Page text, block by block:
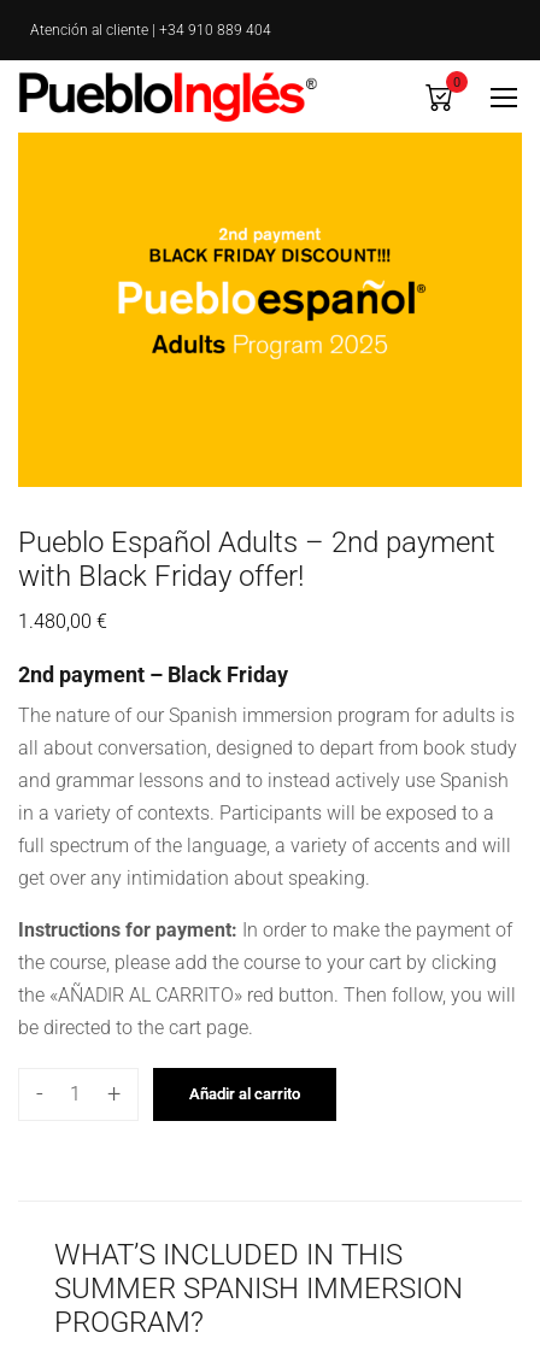
Atención al cliente | +34 910 889 404
0
Pueblo Español Adults – 2nd payment
with Black Friday offer!
1.480,00 €
2nd payment – Black Friday
The nature of our Spanish immersion program for adults is
all about conversation, designed to depart from book study
and grammar lessons and to instead actively use Spanish
in a variety of contexts. Participants will be exposed to a
full spectrum of the language, a variety of accents and will
get over any intimidation about speaking.
Instructions for payment: In order to make the payment of
the course, please add the course to your cart by clicking
the «AÑADIR AL CARRITO» red button. Then follow, you will
be directed to the cart page.
-
2nd
payment
with
Black
+ Añadir al carrito
WHAT’S INCLUDED IN THIS
SUMMER SPANISH IMMERSION
PROGRAM?